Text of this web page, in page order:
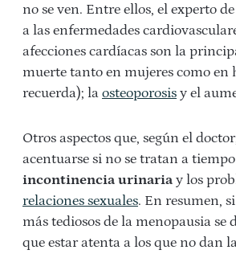
no se ven. Entre ellos, el experto
a las enfermedades
afecciones cardíacas son la
muerte tanto en mujeres como en
recuerda); la osteoporosis y el
Otros aspectos que, según el
acentuarse si no se tratan a
incontinencia urinaria y los
relaciones sexuales. En resumen,
más tediosos de la menopausia se
que estar atenta a los que no dan